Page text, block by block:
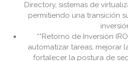
Directory, sistemas de
permitiendo una transición
**Retorno de Inversión
automatizar tareas, mejorar
fortalecer la postura de